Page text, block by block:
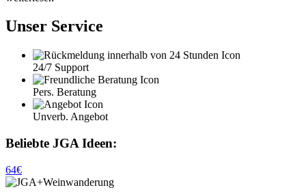
Unser Service
24/7 Support
Pers. Beratung
Unverb. Angebot
Beliebte JGA Ideen:
64€